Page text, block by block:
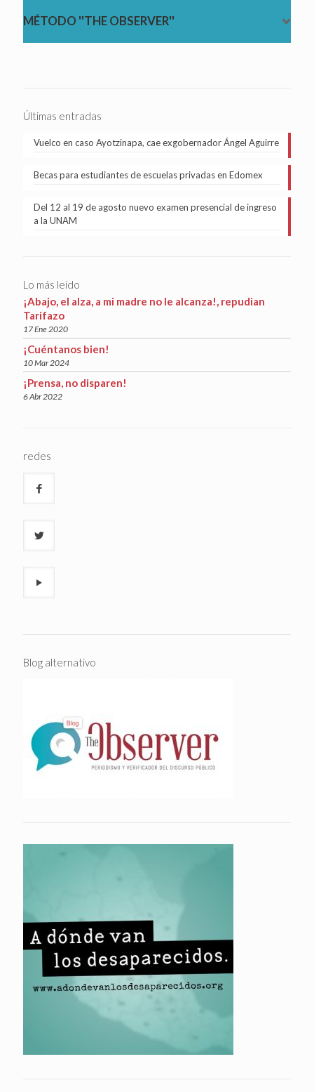
MÉTODO ''THE OBSERVER''
Últimas entradas
Vuelco en caso Ayotzinapa, cae exgobernador Ángel Aguirre
Becas para estudiantes de escuelas privadas en Edomex
Del 12 al 19 de agosto nuevo examen presencial de ingreso
a la UNAM
Lo más leído
¡Abajo, el alza, a mi madre no le alcanza!, repudian
Tarifazo
17 Ene 2020
¡Cuéntanos bien!
10 Mar 2024
¡Prensa, no disparen!
6 Abr 2022
redes
Blog alternativo